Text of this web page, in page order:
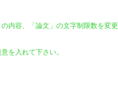
内容、「論文」の文字制限数を変更
を入れて下さい。